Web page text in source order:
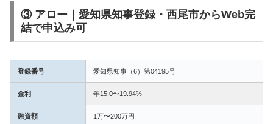
③ アロー｜愛知県知事登録・西尾市からWeb完
結で申込み可
登録番号 愛知県知事（6）第04195号
金利 年15.0〜19.94%
融資額 1万〜200万円